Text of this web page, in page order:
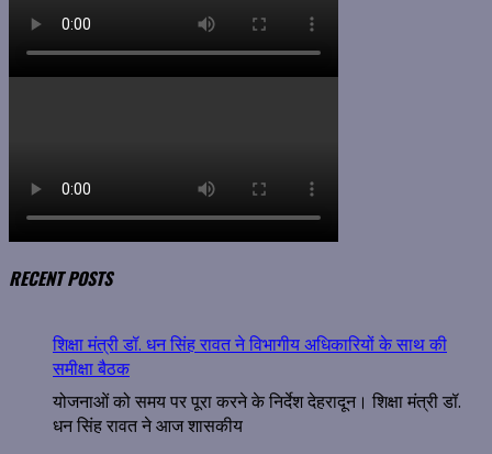
RECENT POSTS
शिक्षा मंत्री डॉ. धन सिंह रावत ने विभागीय अधिकारियों के साथ की
समीक्षा बैठक
योजनाओं को समय पर पूरा करने के निर्देश देहरादून। शिक्षा मंत्री डॉ.
धन सिंह रावत ने आज शासकीय